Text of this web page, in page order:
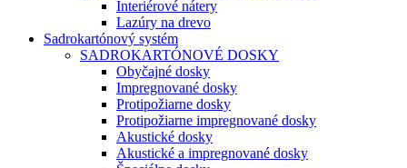
Interiérové nátery
Lazúry na drevo
Sadrokartónový systém
SADROKARTÓNOVÉ DOSKY
Obyčajné dosky
Impregnované dosky
Protipožiarne dosky
Protipožiarne impregnované dosky
Akustické dosky
Akustické a impregnované dosky